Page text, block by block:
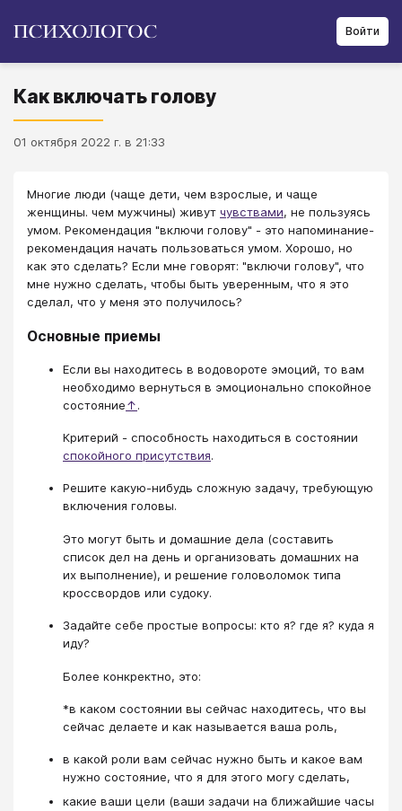
Войти
Как включать голову
01 октября 2022 г. в 21:33
Многие люди (чаще дети, чем взрослые, и чаще
женщины. чем мужчины) живут чувствами, не пользуясь
умом. Рекомендация "включи голову" - это напоминание-
рекомендация начать пользоваться умом. Хорошо, но
как это сделать? Если мне говорят: "включи голову", что
мне нужно сделать, чтобы быть уверенным, что я это
сделал, что у меня это получилось?
Основные приемы
Если вы находитесь в водовороте эмоций, то вам
необходимо вернуться в эмоционально спокойное
состояние↑.
Критерий - способность находиться в состоянии
спокойного присутствия.
Решите какую-нибудь сложную задачу, требующую
включения головы.
Это могут быть и домашние дела (составить
список дел на день и организовать домашних на
их выполнение), и решение головоломок типа
кроссвордов или судоку.
Задайте себе простые вопросы: кто я? где я? куда я
иду?
Более конкректно, это:
*в каком состоянии вы сейчас находитесь, что вы
сейчас делаете и как называется ваша роль,
в какой роли вам сейчас нужно быть и какое вам
нужно состояние, что я для этого могу сделать,
какие ваши цели (ваши задачи на ближайшие часы